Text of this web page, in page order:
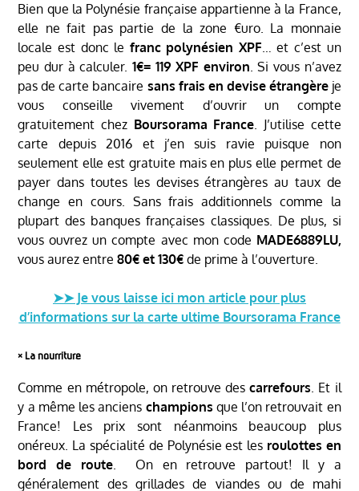
Bien que la Polynésie française appartienne à la France,
elle ne fait pas partie de la zone €uro. La monnaie
locale est donc le franc polynésien XPF… et c’est un
peu dur à calculer. 1€= 119 XPF environ. Si vous n’avez
pas de carte bancaire sans frais en devise étrangèreje
vous conseille vivement d’ouvrir un compte
gratuitement chez Boursorama France. J’utilise cette
carte depuis 2016 et j’en suis ravie puisque non
seulement elle est gratuite mais en plus elle permet de
payer dans toutes les devises étrangères au taux de
change en cours. Sans frais additionnels comme la
plupart des banques françaises classiques. De plus, si
vous ouvrez un compte avec mon code MADE6889LU,
vous aurez entre80€ et 130€de prime à l’ouverture.
➤➤ Je vous laisse ici mon article pour plus
d’informations sur la carte ultime Boursorama France
༝ La nourriture
Comme en métropole, on retrouve descarrefours. Et il
y a même les anciens champions que l’on retrouvait en
France! Les prix sont néanmoins beaucoup plus
onéreux. La spécialité de Polynésie est les roulottes en
bord de route. On en retrouve partout! Il y a
généralement des grillades de viandes ou de mahi